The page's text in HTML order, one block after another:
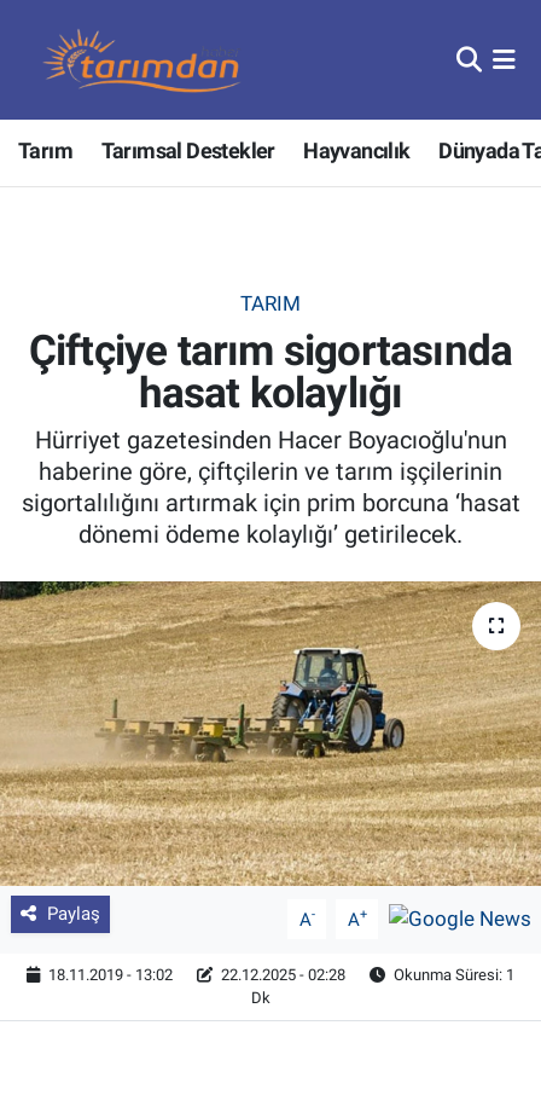
Tarım Tarımsal Destekler Hayvancılık Dünyada
TARIM
Çiftçiye tarım sigortasında
hasat kolaylığı
Hürriyet gazetesinden Hacer Boyacıoğlu'nun
haberine göre, çiftçilerin ve tarım işçilerinin
sigortalılığını artırmak için prim borcuna ‘hasat
dönemi ödeme kolaylığı’ getirilecek.
Paylaş A- A+
18.11.2019 - 13:02 22.12.2025 - 02:28
Okunma Süresi: 1
Dk
Tarım
Hayvancılık
Tarımsal Destekler
Tarım Bakanlığı
TZOB
Tarım Kredi Kooperatifleri
Pankobirlik
Et fiyatları
Tarım Bilgisi
Yetiştirici Soruyor
Dünyada Tarım
Üretici Birlikleri
Tahıllar ve Baklagiller
Nöbetçi Eczaneler
Hava Durumu
Tüm Manşetler
Son Dakika Haberleri
Haber Arşivi